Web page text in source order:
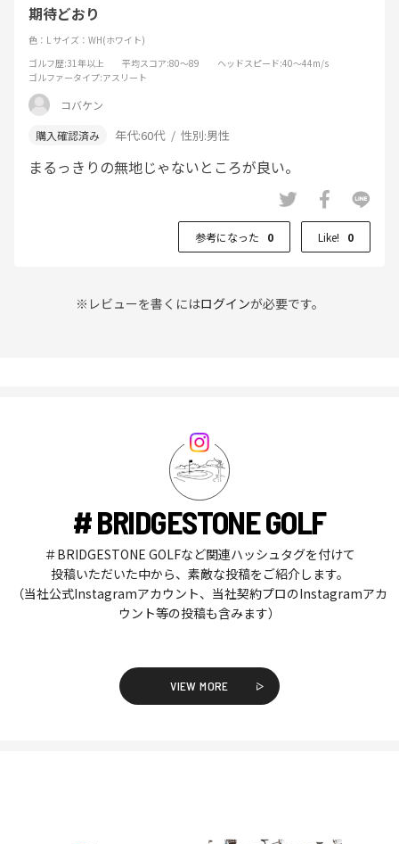
期待どおり
色：L サイズ：WH(ホワイト)
ゴルフ歴:31年以上 平均スコア:80～89 ヘッドスピード:40～44m/s
ゴルファータイプ:アスリート
コバケン
年代:60代 性別:男性
まるっきりの無地じゃないところが良い。
参考になった 0 Like! 0
※レビューを書くにはログインが必要です。
# BRIDGESTONE GOLF
＃BRIDGESTONE GOLFなど関連ハッシュタグを付けて
投稿いただいた中から、素敵な投稿をご紹介します。
（当社公式Instagramアカウント、当社契約プロのInstagramアカ
ウント等の投稿も含みます）
VIEW MORE